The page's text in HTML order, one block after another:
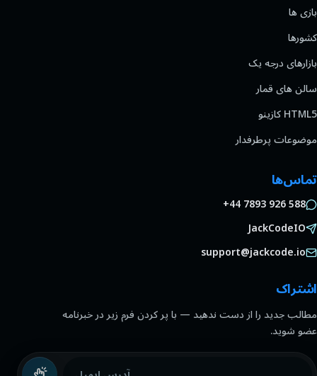
بازی ها
کشورها
بازارهای درجه یک
سالن های قمار
HTML5 کازینو
موضوعات پرطرفدار
تماس‌ها
+44 7893 926 588
JackCodeIO
support@jackcode.io
اشتراک
مطالب جدید را از دست ندهید — با پر کردن فرم زیر در خبرنامه
عضو شوید.